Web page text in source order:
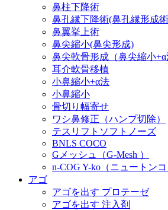
鼻柱下降術
鼻孔縁下降術(鼻孔縁形成
鼻翼挙上術
鼻尖縮小(鼻尖形成)
鼻尖軟骨形成（鼻尖縮小+α
耳介軟骨移植
小鼻縮小+α法
小鼻縮小
骨切り幅寄せ
ワシ鼻修正（ハンプ切除）
テスリフトソフトノーズ
BNLS COCO
Gメッシュ（G-Mesh ）
n-COG Y-ko（ニュートン
アゴ
アゴを出す プロテーゼ
アゴを出す 注入剤